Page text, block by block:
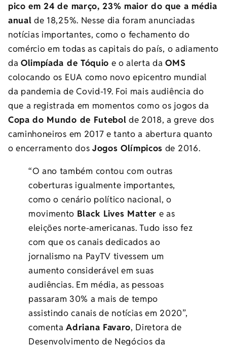
pico em 24 de março, 23% maior do que a média
anual de 18,25%. Nesse dia foram anunciadas
notícias importantes, como o fechamento do
comércio em todas as capitais do país, o adiamento
daOlimpíada de Tóquio e o alerta daOMS
colocando os EUA como novo epicentro mundial
da pandemia de Covid-19. Foi mais audiência do
que a registrada em momentos como os jogos da
Copa do Mundo de Futebol de 2018, a greve dos
caminhoneiros em 2017 e tanto a abertura quanto
o encerramento dos Jogos Olímpicos de 2016.
“O ano também contou com outras
coberturas igualmente importantes,
como o cenário político nacional, o
movimento Black Lives Matter e as
eleições norte-americanas. Tudo isso fez
com que os canais dedicados ao
jornalismo na PayTV tivessem um
aumento considerável em suas
audiências. Em média, as pessoas
passaram 30% a mais de tempo
assistindo canais de notícias em 2020”,
comentaAdriana Favaro, Diretora de
Desenvolvimento de Negócios da